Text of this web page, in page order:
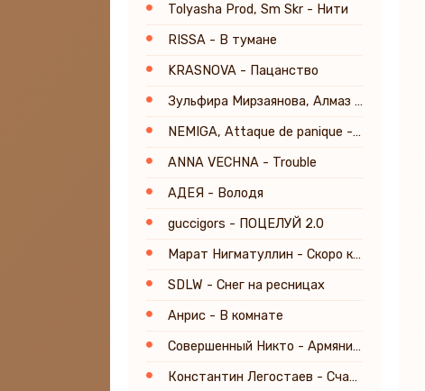
Tolyasha Prod, Sm Skr - Нити
RISSA - В тумане
KRASNOVA - Пацанство
Зульфира Мирзаянова, Алмаз Мирзаянов - Аппагым
NEMIGA, Attaque de panique - Белым (Постхор Версия) [Prod. by TSRCT]
ANNA VECHNA - Trouble
АДЕЯ - Володя
guccigors - ПОЦЕЛУЙ 2.0
Марат Нигматуллин - Скоро кончится лето
SDLW - Снег на ресницах
Анрис - В комнате
Совершенный Никто - Армянин в душе
Константин Легостаев - Счастье